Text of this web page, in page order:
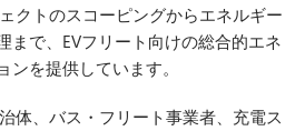
クトのスコーピングからエネルギー
まで、EVフリート向けの総合的エネ
を提供しています。
体、バス・フリート事業者、充電ス